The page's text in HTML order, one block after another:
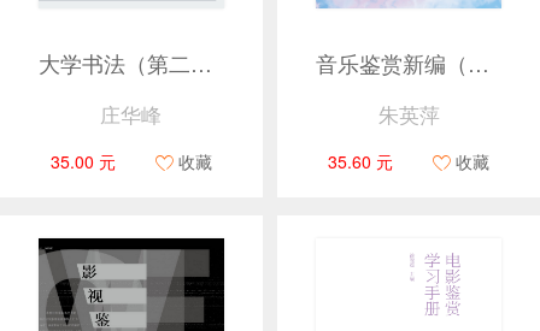
大学书法（第二版）
庄华峰
35.00 元 收藏
音乐鉴赏新编（第二版）
朱英萍
35.60 元 收藏